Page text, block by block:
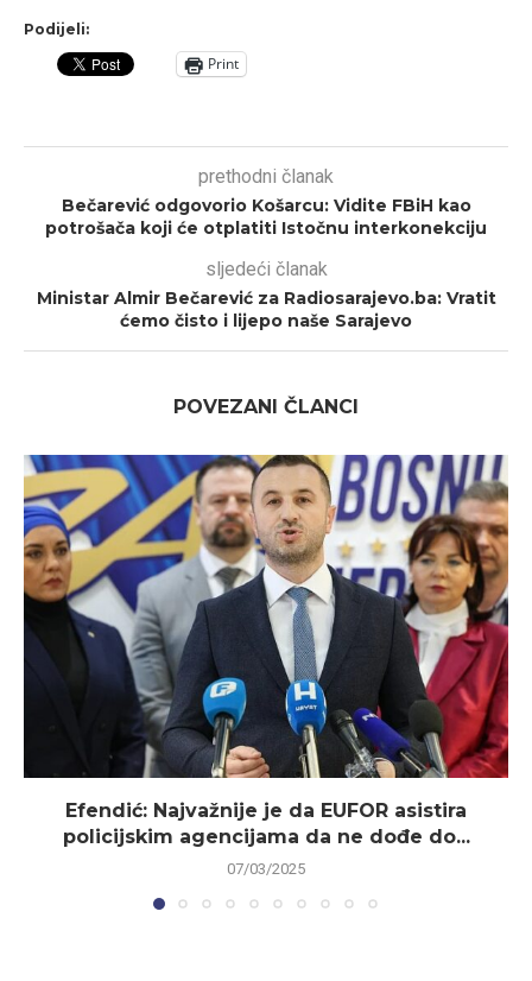
Podijeli:
Print
prethodni članak
Bečarević odgovorio Košarcu: Vidite FBiH kao
potrošača koji će otplatiti Istočnu interkonekciju
sljedeći članak
Ministar Almir Bečarević za Radiosarajevo.ba: Vratit
ćemo čisto i lijepo naše Sarajevo
POVEZANI ČLANCI
Efendić: Najvažnije je da EUFOR asistira
policijskim agencijama da ne dođe do...
07/03/2025